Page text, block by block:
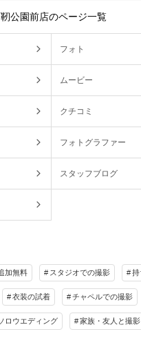
公園前店のページ一覧
フォト
ムービー
クチコミ
フォトグラファー
スタッフブログ
加無料 スタジオでの撮影 持
衣装の試着 チャペルでの撮影
ロウエディング 家族・友人と撮影